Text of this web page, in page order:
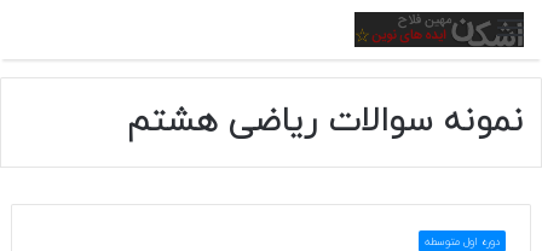
منو
نمونه سوالات ریاضی هشتم
دوره اول متوسطه